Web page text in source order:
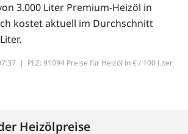
3.000 Liter Premium-Heizöl in
kostet aktuell im Durchschnitt
| PLZ: 91094 Preise für Heizöl in € / 100 Liter
Heizölpreise